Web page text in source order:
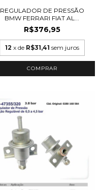
REGULADOR DE PRESSÃO
BMW FERRARI FIAT AL...
R$376,95
12 x de R$31,41 sem juros